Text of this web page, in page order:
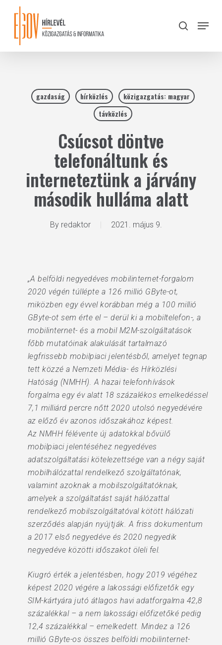
content
search
Menu
gazdaság hírközlés
közigazgatás: magyar
távközlés
Csúcsot döntve
telefonáltunk és
interneteztünk a járvány
második hulláma alatt
By redaktor 2021. május 9.
„A belföldi negyedéves mobilinternet-forgalom
2020 végén túllépte a 126 millió GByte-ot,
miközben egy évvel korábban még a 100 millió
GByte-ot sem érte el – derül ki a mobiltelefon-, a
mobilinternet- és a mobil M2M-szolgáltatások
főbb mutatóinak alakulását tartalmazó
legfrissebb mobilpiaci jelentésből, amelyet tegnap
tett közzé a Nemzeti Média- és Hírközlési
Hatóság (NMHH). A hazai telefonhívások
forgalma egy év alatt 18 százalékos emelkedéssel
7,1 milliárd percre nőtt 2020 utolsó negyedévére
az előző év azonos időszakához képest.
Az NMHH félévente új adatokkal bővülő
mobilpiaci jelentéséhez negyedéves
adatszolgáltatási kötelezettsége van a négy saját
mobilhálózattal rendelkező szolgáltatónak,
valamint azoknak a mobilszolgáltatóknak,
amelyek a szolgáltatást saját hálózattal
rendelkező mobilszolgáltatóval kötött hálózati
szerződés alapján nyújtják. A friss dokumentum
a 2017 első negyedéve és 2020 negyedik
negyedéve közötti időszakot öleli fel.
Kiugró érték a jelentésben, hogy 2019 végéhez
képest 2020 végére a lakossági előfizetők egy
SIM-kártyára jutó átlagos havi adatforgalma 42,8
százalékkal – a nem lakossági előfizetőké pedig
12,4 százalékkal – emelkedett. Mindez a 126
millió GByte-os összes belföldi mobilinternet-
Close